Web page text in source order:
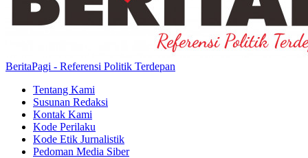
BeritaPagi - Referensi Politik Terdepan
Tentang Kami
Susunan Redaksi
Kontak Kami
Kode Perilaku
Kode Etik Jurnalistik
Pedoman Media Siber